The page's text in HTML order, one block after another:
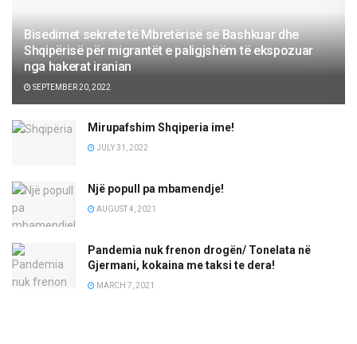
Bisedimet sekrete të Mbretërisë së Bashkuar dhe
Shqipërisë për migrantët e paligjshëm të ekspozuar
nga hakerat iranian
SEPTEMBER 20, 2022
Mirupafshim Shqiperia ime!
JULY 31, 2022
Një popull pa mbamendje!
AUGUST 4, 2021
Pandemia nuk frenon drogën/ Tonelata në
Gjermani, kokaina me taksi te dera!
MARCH 7, 2021